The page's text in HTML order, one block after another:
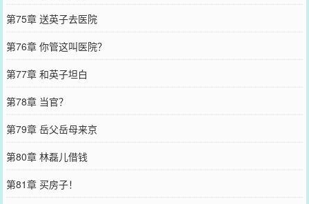
第75章 送英子去医院
第76章 你管这叫医院？
第77章 和英子坦白
第78章 当官？
第79章 岳父岳母来京
第80章 林磊儿借钱
第81章 买房子！